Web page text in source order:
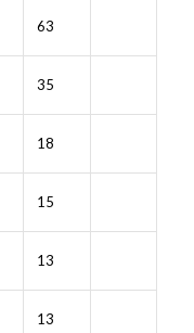
63
35
18
15
13
13